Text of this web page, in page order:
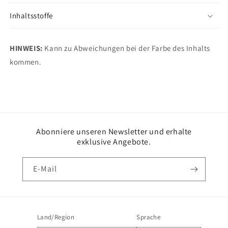
Inhaltsstoffe
HINWEIS: Kann zu Abweichungen bei der Farbe des Inhalts
kommen.
Abonniere unseren Newsletter und erhalte
exklusive Angebote.
E-Mail
Land/Region Sprache